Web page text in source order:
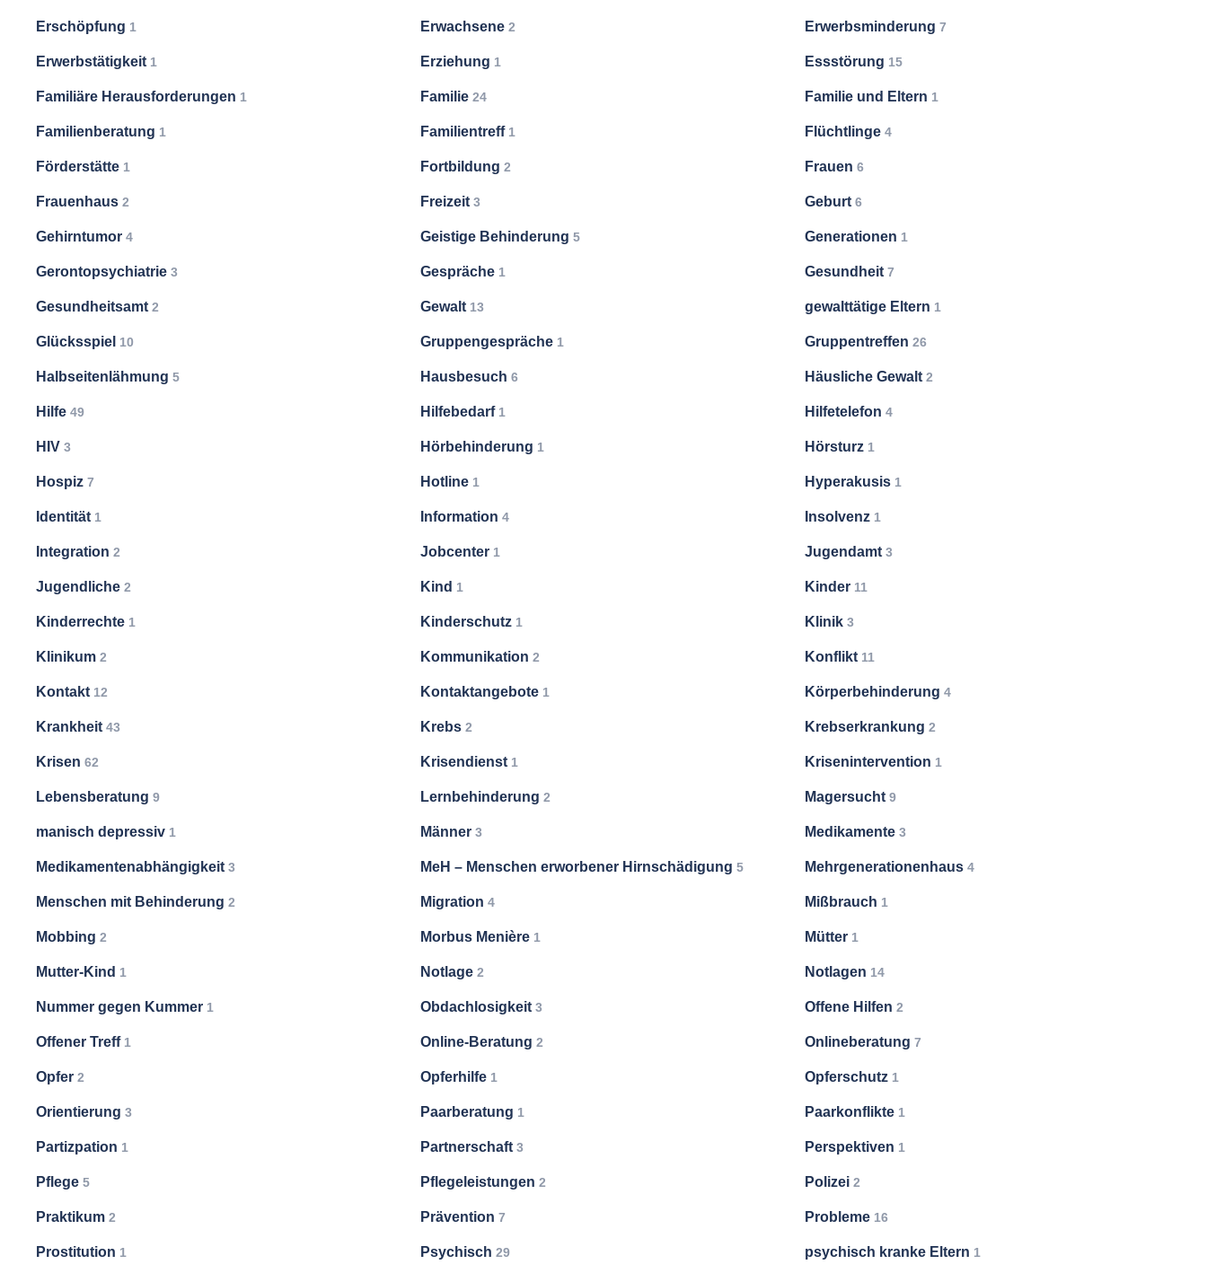
Erschöpfung 1 Erwachsene 2 Erwerbsminderung 7
Erwerbstätigkeit 1 Erziehung 1 Essstörung 15
Familiäre Herausforderungen 1 Familie 24 Familie und Eltern 1
Familienberatung 1 Familientreff 1 Flüchtlinge 4
Förderstätte 1 Fortbildung 2 Frauen 6
Frauenhaus 2 Freizeit 3 Geburt 6
Gehirntumor 4 Geistige Behinderung 5 Generationen 1
Gerontopsychiatrie 3 Gespräche 1 Gesundheit 7
Gesundheitsamt 2 Gewalt 13 gewalttätige Eltern 1
Glücksspiel 10 Gruppengespräche 1 Gruppentreffen 26
Halbseitenlähmung 5 Hausbesuch 6 Häusliche Gewalt 2
Hilfe 49 Hilfebedarf 1 Hilfetelefon 4
HIV 3 Hörbehinderung 1 Hörsturz 1
Hospiz 7 Hotline 1 Hyperakusis 1
Identität 1 Information 4 Insolvenz 1
Integration 2 Jobcenter 1 Jugendamt 3
Jugendliche 2 Kind 1 Kinder 11
Kinderrechte 1 Kinderschutz 1 Klinik 3
Klinikum 2 Kommunikation 2 Konflikt 11
Kontakt 12 Kontaktangebote 1 Körperbehinderung 4
Krankheit 43 Krebs 2 Krebserkrankung 2
Krisen 62 Krisendienst 1 Krisenintervention 1
Lebensberatung 9 Lernbehinderung 2 Magersucht 9
manisch depressiv 1 Männer 3 Medikamente 3
Medikamentenabhängigkeit 3 MeH – Menschen erworbener Hirnschädigung 5 Mehrgenerationenhaus 4
Menschen mit Behinderung 2 Migration 4 Mißbrauch 1
Mobbing 2 Morbus Menière 1 Mütter 1
Mutter-Kind 1 Notlage 2 Notlagen 14
Nummer gegen Kummer 1 Obdachlosigkeit 3 Offene Hilfen 2
Offener Treff 1 Online-Beratung 2 Onlineberatung 7
Opfer 2 Opferhilfe 1 Opferschutz 1
Orientierung 3 Paarberatung 1 Paarkonflikte 1
Partizpation 1 Partnerschaft 3 Perspektiven 1
Pflege 5 Pflegeleistungen 2 Polizei 2
Praktikum 2 Prävention 7 Probleme 16
Prostitution 1 Psychisch 29 psychisch kranke Eltern 1